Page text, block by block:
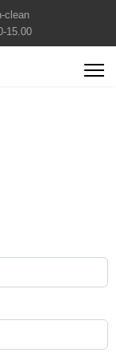
clean
15.00